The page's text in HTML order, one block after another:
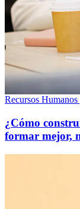
Recursos
¿Cómo
formar mejor,